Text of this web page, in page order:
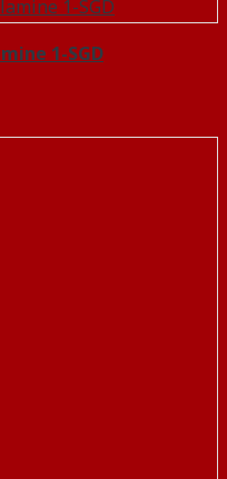
1-SGD